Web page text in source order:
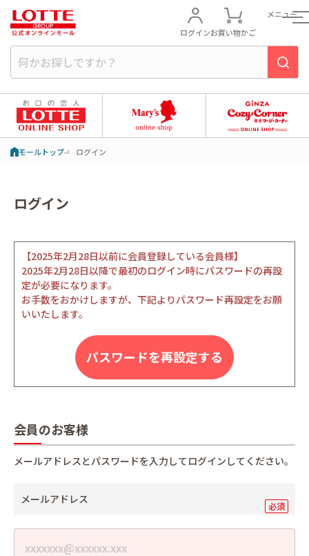
ログインお買い物かご
メニュー
モールトップ ログイン
ログイン
【2025年2月28日以前に会員登録している会員様】
2025年2月28日以降で最初のログイン時にパスワードの再設
定が必要になります。
お手数をおかけしますが、下記よりパスワード再設定をお願
いいたします。
パスワードを再設定する
会員のお客様
メールアドレスとパスワードを入力してログインしてください。
メールアドレス